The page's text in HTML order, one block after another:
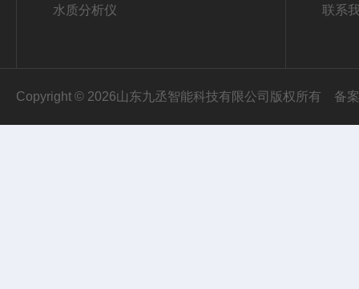
水质分析仪 联系
Copyright © 2026山东九丞智能科技有限公司版权所有 备